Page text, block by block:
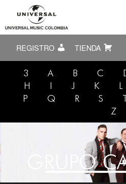
REGISTRO TIENDA
3 A B C
H
I J K L
P
Q R S
Z
GRUPO